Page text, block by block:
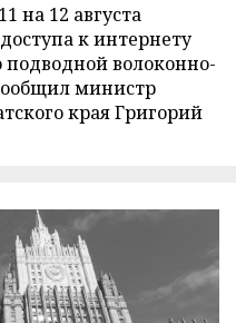
на 12 августа
к интернету
волоконно-
министр
края Григорий